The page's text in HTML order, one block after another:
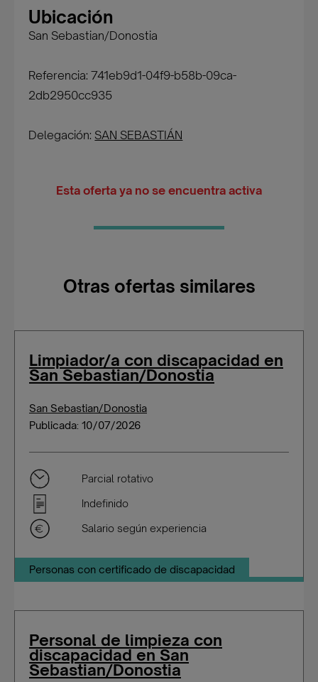
Ubicación
San Sebastian/Donostia
Referencia: 741eb9d1-04f9-b58b-09ca-
2db2950cc935
Delegación: SAN SEBASTIÁN
Esta oferta ya no se encuentra activa
Otras ofertas similares
Limpiador/a con discapacidad en
San Sebastian/Donostia
San Sebastian/Donostia
Publicada: 10/07/2026
Parcial rotativo
Indefinido
Salario según experiencia
Personas con certificado de discapacidad
Personal de limpieza con
discapacidad en San
Sebastian/Donostia